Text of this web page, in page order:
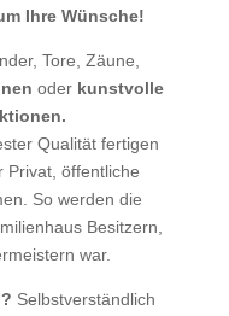
Ihre Wünsche!
Tore, Zäune,
oder kunstvolle
Qualität fertigen
Privat, öffentliche
So werden die
Besitzern,
war.
Selbstverständlich